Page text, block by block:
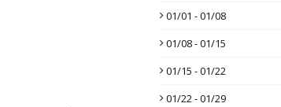
01/01 - 01/08
01/08 - 01/15
01/15 - 01/22
01/22 - 01/29